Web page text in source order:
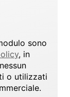
sono
, in
o utilizzati